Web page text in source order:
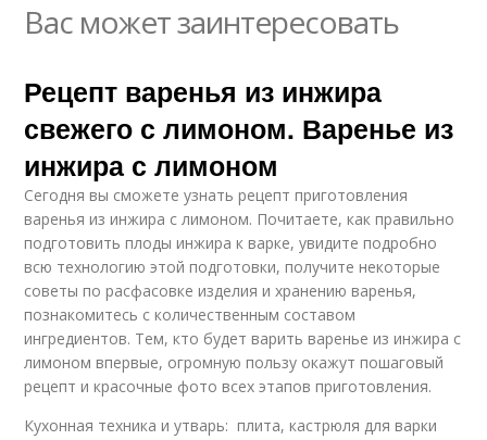
Вас может заинтересовать
Рецепт варенья из инжира
свежего с лимоном. Варенье из
инжира с лимоном
Сегодня вы сможете узнать рецепт приготовления
варенья из инжира с лимоном. Почитаете, как правильно
подготовить плоды инжира к варке, увидите подробно
всю технологию этой подготовки, получите некоторые
советы по расфасовке изделия и хранению варенья,
познакомитесь с количественным составом
ингредиентов. Тем, кто будет варить варенье из инжира с
лимоном впервые, огромную пользу окажут пошаговый
рецепт и красочные фото всех этапов приготовления.
Кухонная техника и утварь: плита, кастрюля для варки